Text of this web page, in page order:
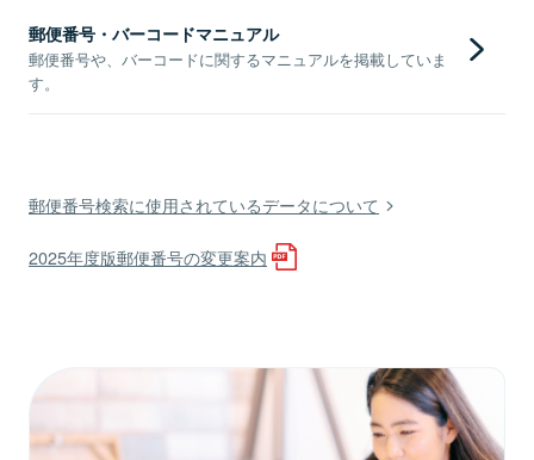
郵便番号・バーコードマニュアル
郵便番号や、バーコードに関するマニュアルを掲載していま
す。
郵便番号検索に使用されているデータについて
2025年度版郵便番号の変更案内